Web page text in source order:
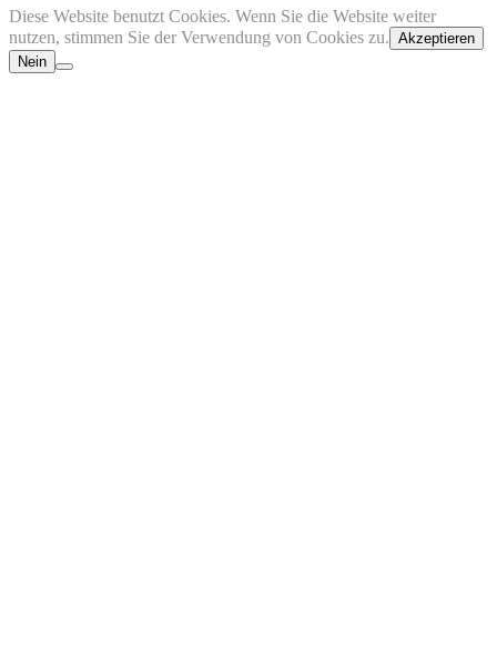
Diese Website benutzt Cookies. Wenn Sie die Website weiter
nutzen, stimmen Sie der Verwendung von Cookies zu. Akzeptieren
Nein